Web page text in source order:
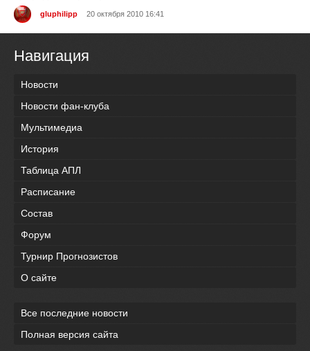
gluphilipp 20 октября 2010 16:41
Навигация
Новости
Новости фан-клуба
Мультимедиа
История
Таблица АПЛ
Расписание
Состав
Форум
Турнир Прогнозистов
О сайте
Все последние новости
Полная версия сайта